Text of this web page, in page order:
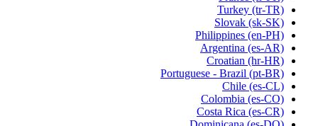
Turkey (tr-TR)
Slovak (sk-SK)
Philippines (en-PH)
Argentina (es-AR)
Croatian (hr-HR)
Portuguese - Brazil (pt-BR)
Chile (es-CL)
Colombia (es-CO)
Costa Rica (es-CR)